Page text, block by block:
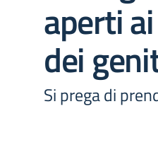
aperti
dei
Si prega di